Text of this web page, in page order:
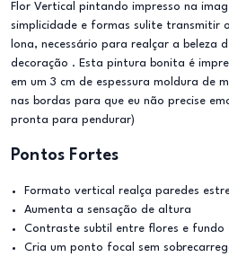
Flor Vertical pintando impresso na
simplicidade e formas sulite transmitir
lona, necessário para realçar a beleza
decoração . Esta pintura bonita é
em um 3 cm de espessura moldura de
nas bordas para que eu não precise
pronta para pendurar)
Pontos Fortes
Formato vertical realça paredes
Aumenta a sensação de altura
Contraste subtil entre flores e fundo
Cria um ponto focal sem